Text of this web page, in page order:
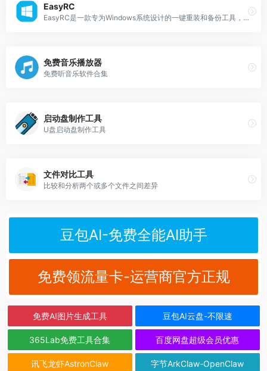
EasyRC
EasyRC是一款专为Windows系统设计的一键重装和备份工具，核心功能包括系统重装、在线重装、系统备份与还原、资料备份与还原以及硬件检测等，旨在为用户提供便捷的电脑系统管理体验。
免费音乐播放器
免费听音乐软件合集
启动盘制作工具
U盘启动盘制作工具
文件对比工具
比较和分析两个或多个文件之间差异
豆包AI-免费全能AI助手
免费领流量卡-运营商官方正规
免费AI图片生成工具 豆包AI云盘-不限速
365Lab免费工具合集 百度网盘超级会员优惠
讯飞龙虾AstronClaw 字节ArkClaw-OpenClaw